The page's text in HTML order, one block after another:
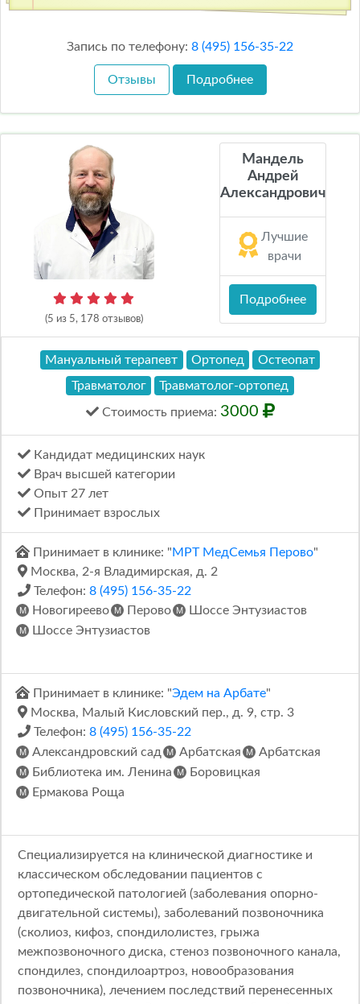
Запись по телефону: 8 (495) 156-35-22
Отзывы Подробнее
(5 из 5, 178 отзывов)
Мандель
Андрей
Александрович
Лучшие
врачи
Подробнее
Мануальный терапевт Ортопед
Остеопат
Травматолог
Травматолог-ортопед
Стоимость приема: 3000
Кандидат медицинских наук
Врач высшей категории
Опыт 27 лет
Принимает взрослых
Принимает в клинике: "МРТ МедСемья Перово"
Москва, 2-я Владимирская, д. 2
Телефон: 8 (495) 156-35-22
Новогиреево
Перово
Шоссе Энтузиастов
Шоссе Энтузиастов
Принимает в клинике: "Эдем на Арбате"
Москва, Малый Кисловский пер., д. 9, стр. 3
Телефон: 8 (495) 156-35-22
Александровский сад
Арбатская
Арбатская
Библиотека им. Ленина
Боровицкая
Ермакова Роща
Специализируется на клинической диагностике и
классическом обследовании пациентов с
ортопедической патологией (заболевания опорно-
двигательной системы), заболеваний позвоночника
(сколиоз, кифоз, спондилолистез, грыжа
межпозвоночного диска, стеноз позвоночного канала,
спондилез, спондилоартроз, новообразования
позвоночника), лечением последствий перенесенных